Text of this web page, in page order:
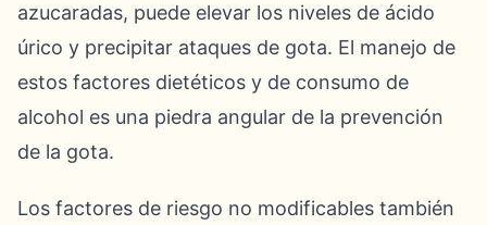
azucaradas, puede elevar los niveles de ácido
úrico y precipitar ataques de gota. El manejo de
estos factores dietéticos y de consumo de
alcohol es una piedra angular de la prevención
de la gota.
Los factores de riesgo no modificables también